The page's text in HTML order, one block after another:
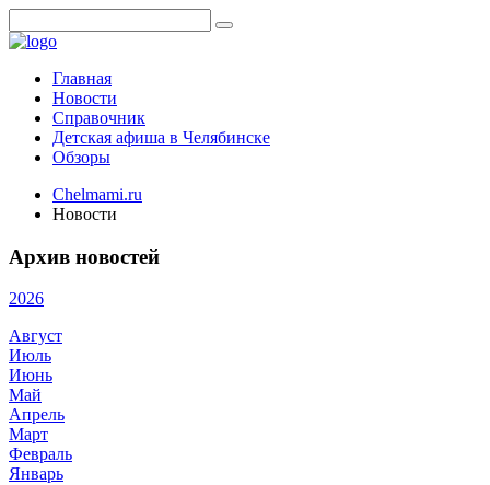
Главная
Новости
Справочник
Детская афиша в Челябинске
Обзоры
Chelmami.ru
Новости
Архив новостей
2026
Август
Июль
Июнь
Май
Апрель
Март
Февраль
Январь